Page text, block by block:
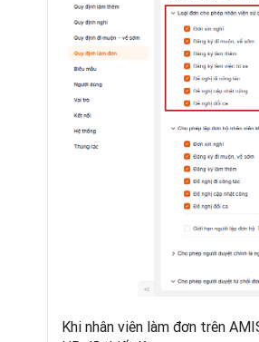
Khi nhân viên làm đơn trên